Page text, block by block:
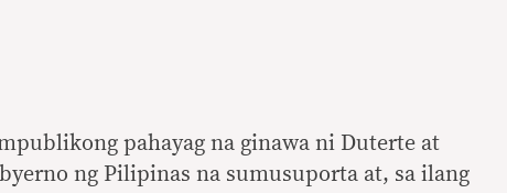
pahayag na ginawa ni Duterte at
ng Pilipinas na sumusuporta at, sa ilang